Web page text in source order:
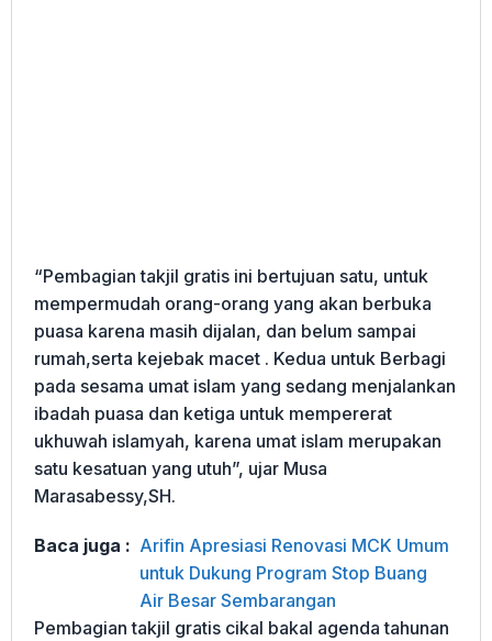
“Pembagian takjil gratis ini bertujuan satu, untuk
mempermudah orang-orang yang akan berbuka
puasa karena masih dijalan, dan belum sampai
rumah,serta kejebak macet . Kedua untuk Berbagi
pada sesama umat islam yang sedang menjalankan
ibadah puasa dan ketiga untuk mempererat
ukhuwah islamyah, karena umat islam merupakan
satu kesatuan yang utuh”, ujar Musa
Marasabessy,SH.
Baca juga : Arifin Apresiasi Renovasi MCK Umum
untuk Dukung Program Stop Buang
Air Besar Sembarangan
Pembagian takjil gratis cikal bakal agenda tahunan